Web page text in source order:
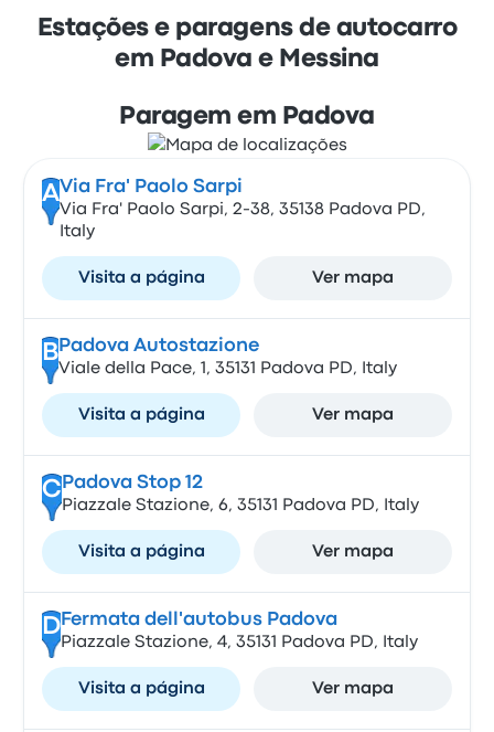
Estações e paragens de autocarro
em Padova e Messina
Paragem em Padova
AVia Fra' Paolo Sarpi
Via Fra' Paolo Sarpi, 2-38, 35138 Padova PD,
Italy
Visita a página Ver mapa
B Padova Autostazione
Viale della Pace, 1, 35131 Padova PD, Italy
Visita a página Ver mapa
CPadova Stop 12
Piazzale Stazione, 6, 35131 Padova PD, Italy
Visita a página Ver mapa
DFermata dell'autobus Padova
Piazzale Stazione, 4, 35131 Padova PD, Italy
Visita a página Ver mapa